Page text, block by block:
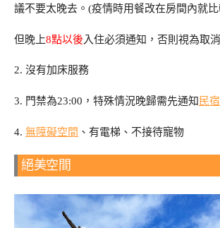
議不要太晚去。(疫情時用餐改在房間內就
但晚上8點以後 入住必須通知，否則視為取消
2. 沒有加床服務
3. 門禁為23:00，特殊情況晚歸需先通知 民宿
4. 無障礙空間 、有電梯、不接待寵物
絕美空間